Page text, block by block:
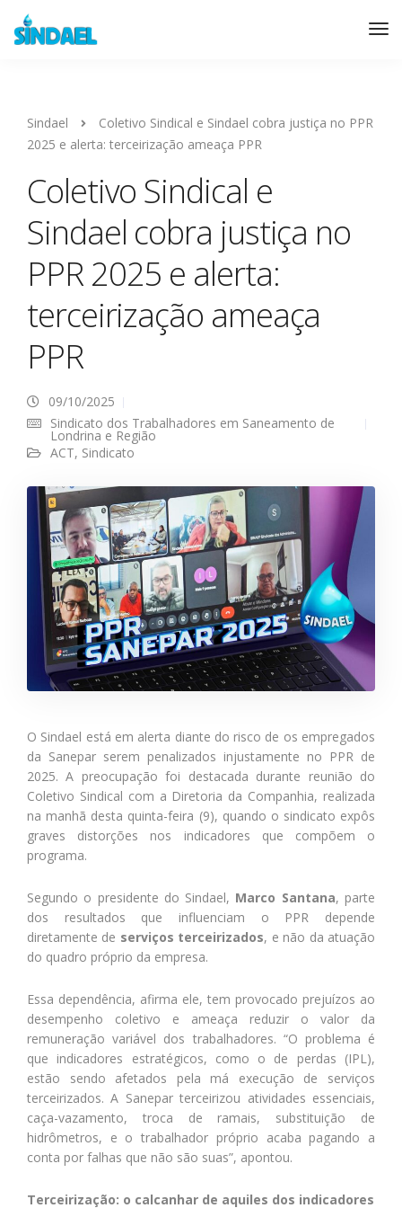
Sindael
Coletivo Sindical e Sindael cobra justiça no PPR
2025 e alerta: terceirização ameaça PPR
Coletivo Sindical e
Sindael cobra justiça no
PPR 2025 e alerta:
terceirização ameaça
PPR
09/10/2025
Sindicato dos Trabalhadores em Saneamento de
Londrina e Região
ACT, Sindicato
O Sindael está em alerta diante do risco de os empregados
da Sanepar serem penalizados injustamente no PPR de
2025. A preocupação foi destacada durante reunião do
Coletivo Sindical com a Diretoria da Companhia, realizada
na manhã desta quinta-feira (9), quando o sindicato expôs
graves distorções nos indicadores que compõem o
programa.
Segundo o presidente do Sindael, Marco Santana, parte
dos resultados que influenciam o PPR depende
diretamente de serviços terceirizados, e não da atuação
do quadro próprio da empresa.
Essa dependência, afirma ele, tem provocado prejuízos ao
desempenho coletivo e ameaça reduzir o valor da
remuneração variável dos trabalhadores. “O problema é
que indicadores estratégicos, como o de perdas (IPL),
estão sendo afetados pela má execução de serviços
terceirizados. A Sanepar terceirizou atividades essenciais,
caça-vazamento, troca de ramais, substituição de
hidrômetros, e o trabalhador próprio acaba pagando a
conta por falhas que não são suas”, apontou.
Terceirização: o calcanhar de aquiles dos indicadores